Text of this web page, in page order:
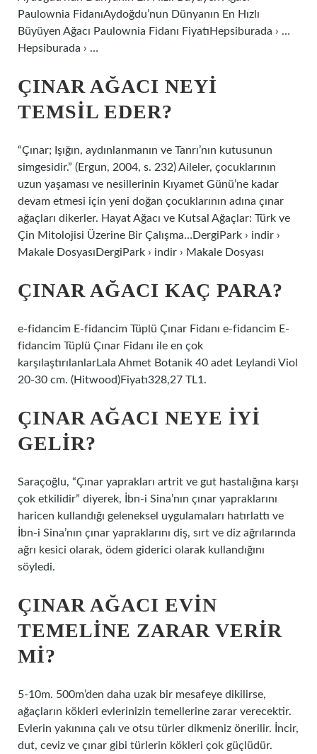
Paulownia FidanıAydoğdu’nun Dünyanın En Hızlı
Büyüyen Ağacı Paulownia Fidanı FiyatıHepsiburada › …
Hepsiburada › …
ÇINAR AĞACI NEYI
TEMSIL EDER?
“Çınar; Işığın, aydınlanmanın ve Tanrı’nın kutusunun
simgesidir.” (Ergun, 2004, s. 232) Aileler, çocuklarının
uzun yaşaması ve nesillerinin Kıyamet Günü’ne kadar
devam etmesi için yeni doğan çocuklarının adına çınar
ağaçları dikerler. Hayat Ağacı ve Kutsal Ağaçlar: Türk ve
Çin Mitolojisi Üzerine Bir Çalışma…DergiPark › indir ›
Makale DosyasıDergiPark › indir › Makale Dosyası
ÇINAR AĞACI KAÇ PARA?
e-fidancim E-fidancim Tüplü Çınar Fidanı e-fidancim E-
fidancim Tüplü Çınar Fidanı ile en çok
karşılaştırılanlarLala Ahmet Botanik 40 adet Leylandi Viol
20-30 cm. (Hitwood)Fiyatı328,27 TL1.
ÇINAR AĞACI NEYE IYI
GELIR?
Saraçoğlu, “Çınar yaprakları artrit ve gut hastalığına karşı
çok etkilidir” diyerek, İbn-i Sina’nın çınar yapraklarını
haricen kullandığı geleneksel uygulamaları hatırlattı ve
İbn-i Sina’nın çınar yapraklarını diş, sırt ve diz ağrılarında
ağrı kesici olarak, ödem giderici olarak kullandığını
söyledi.
ÇINAR AĞACI EVIN
TEMELINE ZARAR VERIR
MI?
5-10m. 500m’den daha uzak bir mesafeye dikilirse,
ağaçların kökleri evlerinizin temellerine zarar verecektir.
Evlerin yakınına çalı ve otsu türler dikmeniz önerilir. İncir,
dut, ceviz ve çınar gibi türlerin kökleri çok güçlüdür.